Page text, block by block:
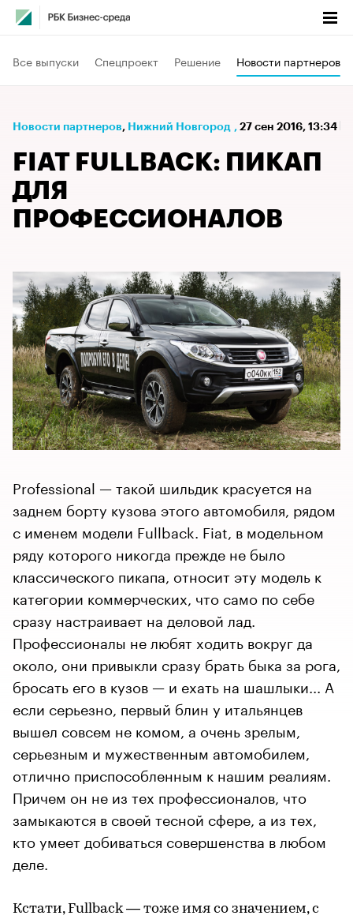
Все выпуски Спецпроект Решение Новости партнеров
Новости партнеров⁠, Нижний Новгород , 27 сен 2016, 13:34
FIAT FULLBACK: ПИКАП
ДЛЯ
ПРОФЕССИОНАЛОВ
Professional — такой шильдик красуется на
заднем борту кузова этого автомобиля, рядом
с именем модели Fullback. Fiat, в модельном
ряду которого никогда прежде не было
классического пикапа, относит эту модель к
категории коммерческих, что само по себе
сразу настраивает на деловой лад.
Профессионалы не любят ходить вокруг да
около, они привыкли сразу брать быка за рога,
бросать его в кузов — и ехать на шашлыки... А
если серьезно, первый блин у итальянцев
вышел совсем не комом, а очень зрелым,
серьезным и мужественным автомобилем,
отлично приспособленным к нашим реалиям.
Причем он не из тех профессионалов, что
замыкаются в своей тесной сфере, а из тех,
кто умеет добиваться совершенства в любом
деле.
Кстати, Fullback — тоже имя со значением, с